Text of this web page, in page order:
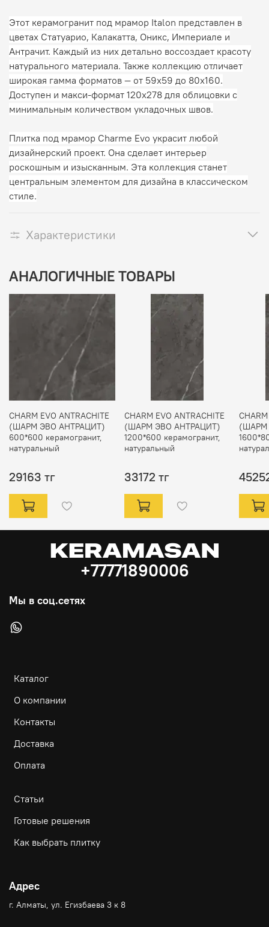
Этот керамогранит под мрамор Italon представлен в
цветах Статуарио, Калакатта, Оникс, Империале и
Антрачит. Каждый из них детально воссоздает красоту
натурального материала. Также коллекцию отличает
широкая гамма форматов — от 59х59 до 80х160.
Доступен и макси-формат 120х278 для облицовки с
минимальным количеством укладочных швов.
Плитка под мрамор Charme Evo украсит любой
дизайнерский проект. Она сделает интерьер
роскошным и изысканным. Эта коллекция станет
центральным элементом для дизайна в классическом
стиле.
Характеристики
АНАЛОГИЧНЫЕ ТОВАРЫ
CHARM EVO ANTRACHITE
(ШАРМ ЭВО АНТРАЦИТ)
600*600 керамогранит,
натуральный
29163 тг
CHARM EVO ANTRACHITE
(ШАРМ ЭВО АНТРАЦИТ)
1200*600 керамогранит,
натуральный
33172 тг
(ШАРМ
+77771890006
Мы в соц.сетях
Каталог
О компании
Контакты
Доставка
Оплата
Статьи
Готовые решения
Как выбрать плитку
Адрес
г. Алматы, ул. Егизбаева 3 к 8